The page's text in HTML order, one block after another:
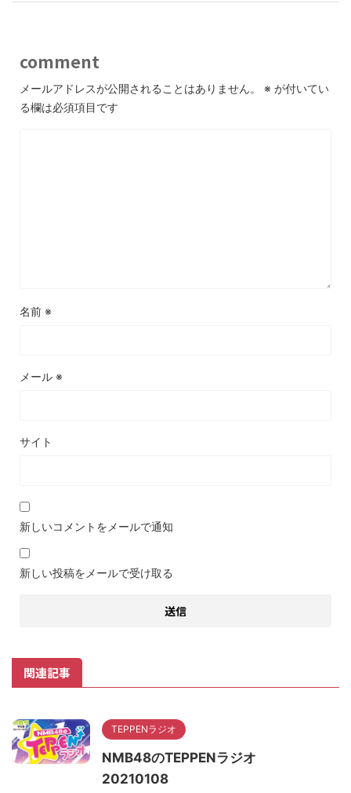
comment
メールアドレスが公開されることはありません。 ※ が付いてい
る欄は必須項目です
名前 ※
メール ※
サイト
新しいコメントをメールで通知
新しい投稿をメールで受け取る
関連記事
TEPPENラジオ
NMB48のTEPPENラジオ
20210108